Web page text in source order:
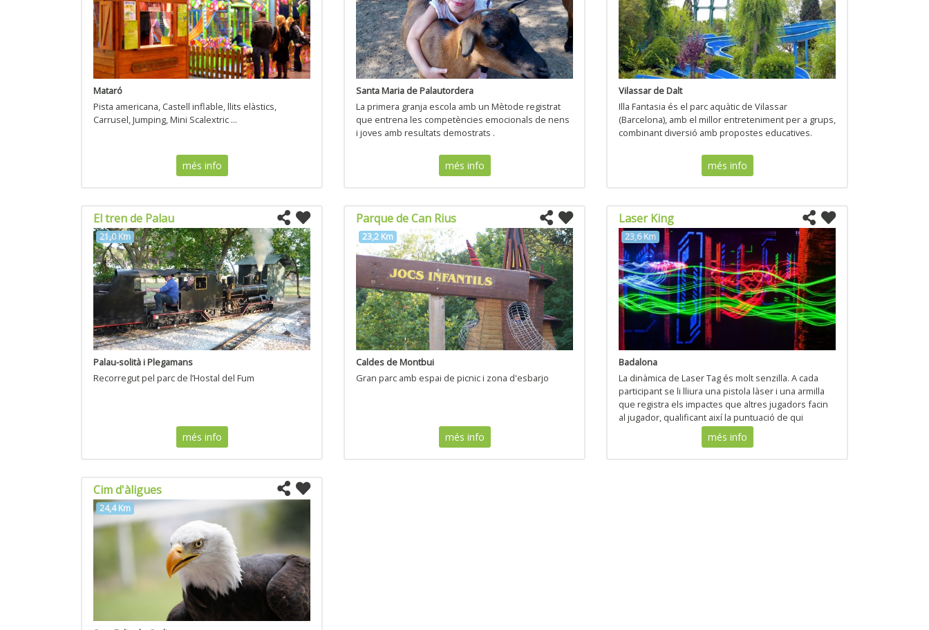
Mataró
Pista americana, Castell inflable, llits elàstics,
Carrusel, Jumping, Mini Scalextric ...
més info
Santa Maria de Palautordera
La primera granja escola amb un Mètode registrat
que entrena les competències emocionals de nens
i joves amb resultats demostrats .
més info
Vilassar de Dalt
Illa Fantasia és el parc aquàtic de Vilassar
(Barcelona), amb el millor entreteniment per a grups,
combinant diversió amb propostes educatives.
més info
El tren de Palau
21,0 Km
Palau-solità i Plegamans
Recorregut pel parc de l’Hostal del Fum
més info
Parque de Can Rius
23,2 Km
Caldes de Montbui
Gran parc amb espai de picnic i zona d'esbarjo
més info
Laser King
23,6 Km
Badalona
La dinàmica de Laser Tag és molt senzilla. A cada
participant se li lliura una pistola làser i una armilla
que registra els impactes que altres jugadors facin
al jugador, qualificant així la puntuació de qui
més info
Cim d'àligues
24,4 Km